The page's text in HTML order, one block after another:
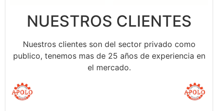
NUESTROS CLIENTES
Nuestros clientes son del sector privado como
publico, tenemos mas de 25 años de experiencia en
el mercado.